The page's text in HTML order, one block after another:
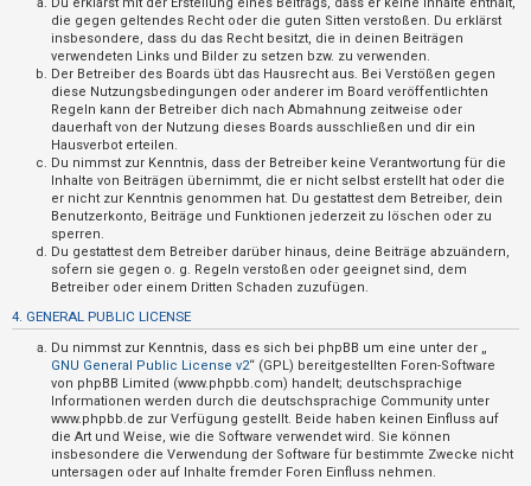
t
die gegen geltendes Recht oder die guten Sitten verstoßen. Du erklärst
insbesondere, dass du das Recht besitzt, die in deinen Beiträgen
verwendeten Links und Bilder zu setzen bzw. zu verwenden.
Der Betreiber des Boards übt das Hausrecht aus. Bei Verstößen gegen
diese Nutzungsbedingungen oder anderer im Board veröffentlichten
Regeln kann der Betreiber dich nach Abmahnung zeitweise oder
dauerhaft von der Nutzung dieses Boards ausschließen und dir ein
Hausverbot erteilen.
Du nimmst zur Kenntnis, dass der Betreiber keine Verantwortung für die
Inhalte von Beiträgen übernimmt, die er nicht selbst erstellt hat oder die
er nicht zur Kenntnis genommen hat. Du gestattest dem Betreiber, dein
Benutzerkonto, Beiträge und Funktionen jederzeit zu löschen oder zu
sperren.
Du gestattest dem Betreiber darüber hinaus, deine Beiträge abzuändern,
sofern sie gegen o. g. Regeln verstoßen oder geeignet sind, dem
Betreiber oder einem Dritten Schaden zuzufügen.
4. GENERAL PUBLIC LICENSE
Du nimmst zur Kenntnis, dass es sich bei phpBB um eine unter der „
GNU General Public License v2“ (GPL) bereitgestellten Foren-Software
von phpBB Limited (www.phpbb.com) handelt; deutschsprachige
Informationen werden durch die deutschsprachige Community unter
www.phpbb.de zur Verfügung gestellt. Beide haben keinen Einfluss auf
die Art und Weise, wie die Software verwendet wird. Sie können
insbesondere die Verwendung der Software für bestimmte Zwecke nicht
untersagen oder auf Inhalte fremder Foren Einfluss nehmen.